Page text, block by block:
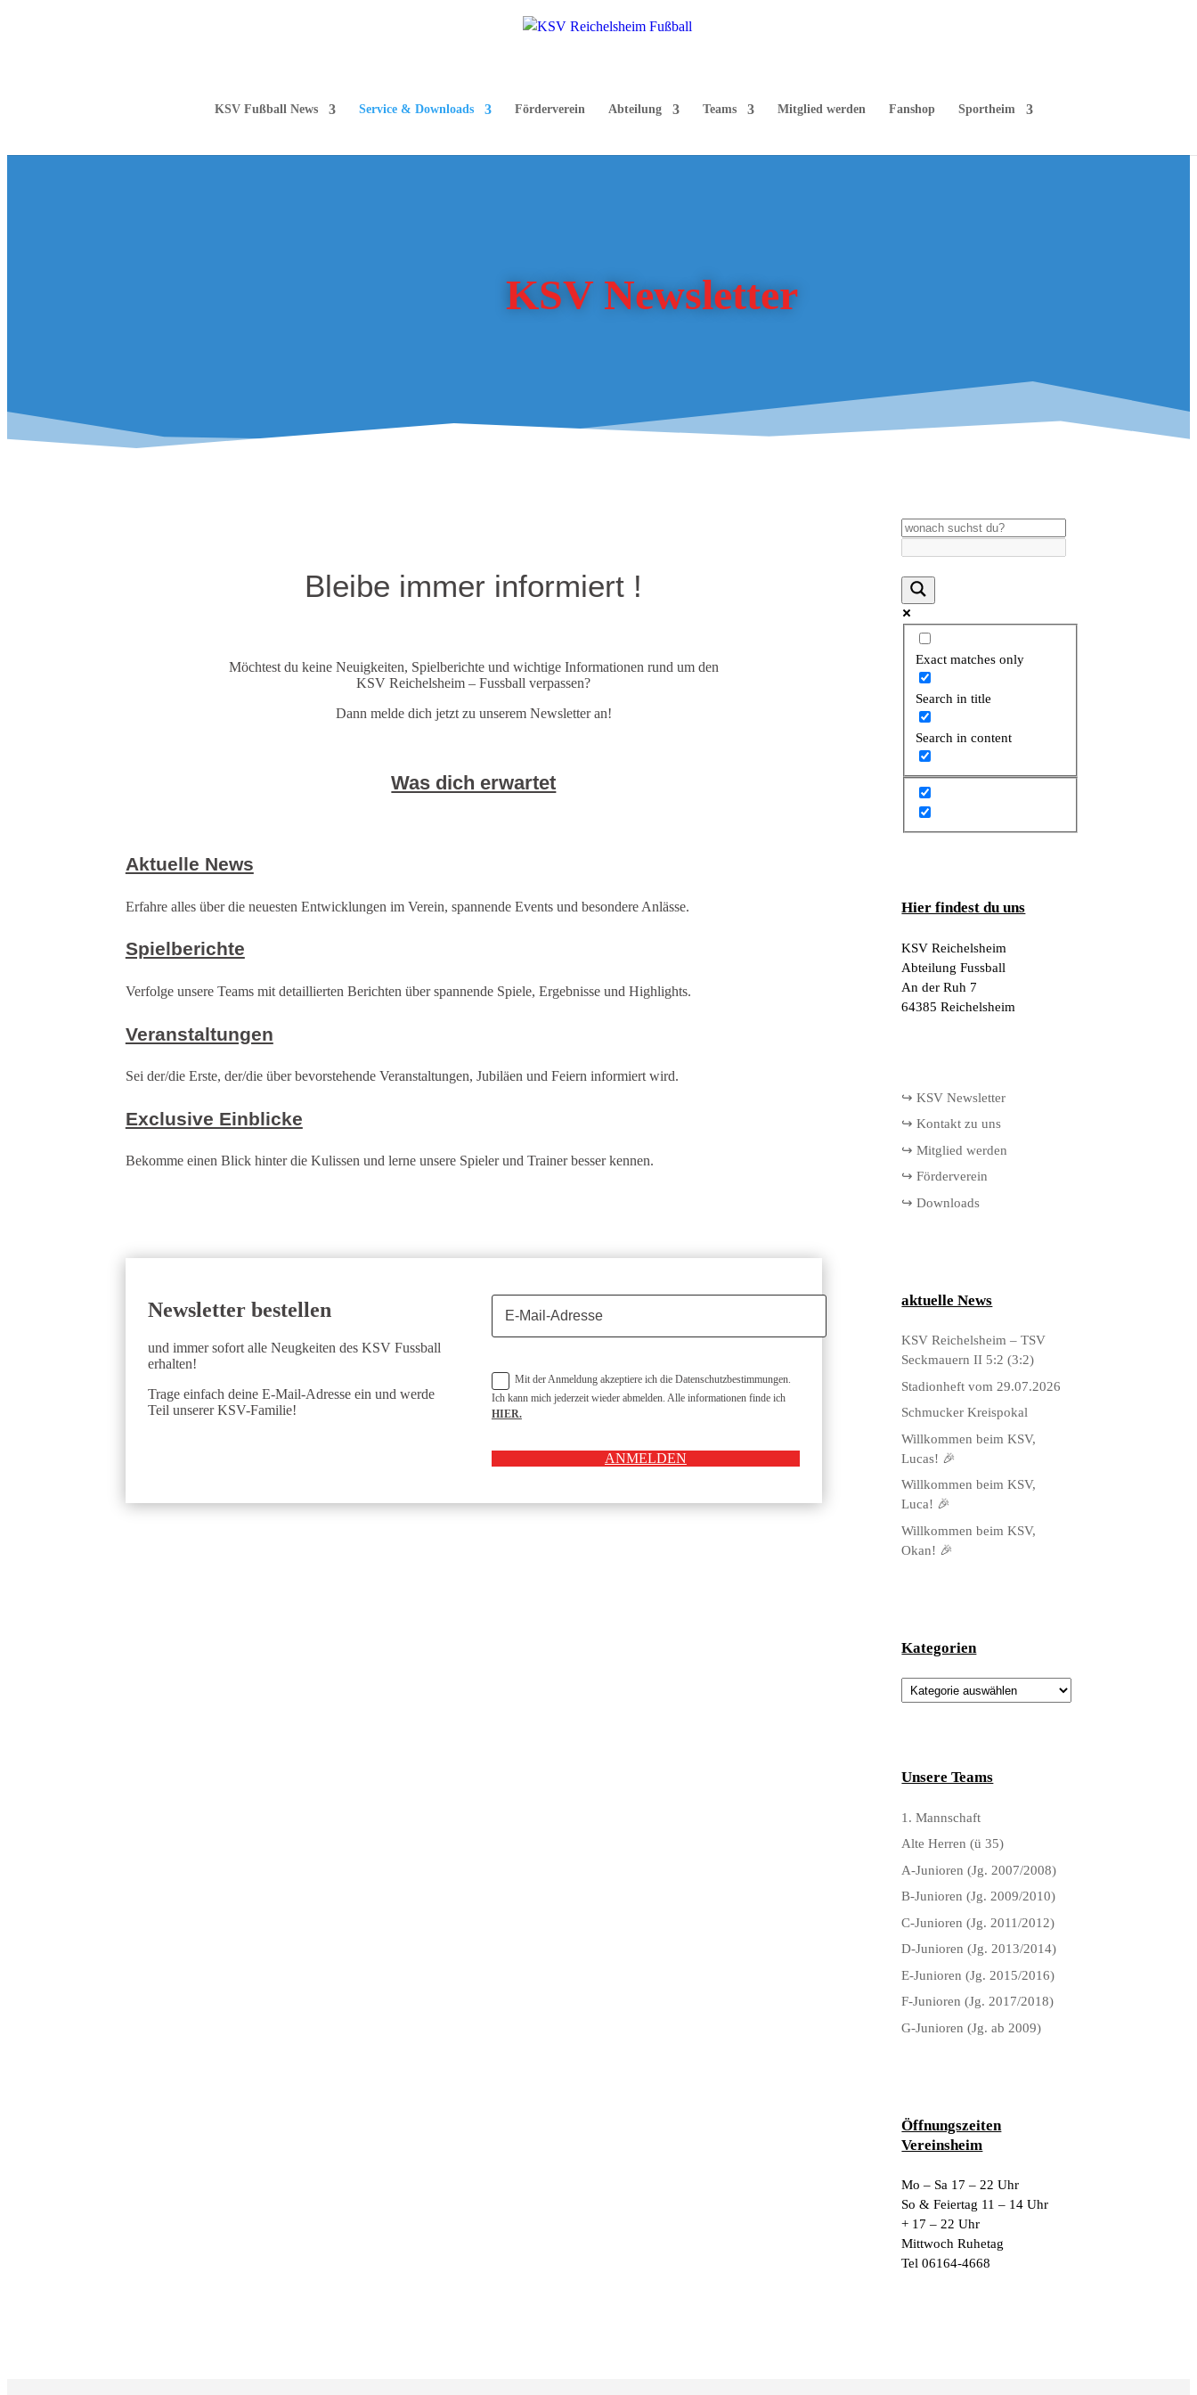
KSV Fußball News Service & Downloads Förderverein Abteilung Teams Mitglied werden Fanshop Sportheim
KSV Newsletter
Bleibe immer informiert !
Möchtest du keine Neuigkeiten, Spielberichte und wichtige Informationen rund um den
KSV Reichelsheim – Fussball verpassen?
Dann melde dich jetzt zu unserem Newsletter an!
Was dich erwartet
Aktuelle News
Erfahre alles über die neuesten Entwicklungen im Verein, spannende Events und besondere Anlässe.
Spielberichte
Verfolge unsere Teams mit detaillierten Berichten über spannende Spiele, Ergebnisse und Highlights.
Veranstaltungen
Sei der/die Erste, der/die über bevorstehende Veranstaltungen, Jubiläen und Feiern informiert wird.
Exclusive Einblicke
Bekomme einen Blick hinter die Kulissen und lerne unsere Spieler und Trainer besser kennen.
Newsletter bestellen
und immer sofort alle Neugkeiten des KSV Fussball
erhalten!
Trage einfach deine E-Mail-Adresse ein und werde
Teil unserer KSV-Familie!
Mit der Anmeldung akzeptiere ich die Datenschutzbestimmungen.
Ich kann mich jederzeit wieder abmelden. Alle informationen finde ich
HIER.
ANMELDEN
Exact matches only
Search in title
Search in content
Hier findest du uns
KSV Reichelsheim
Abteilung Fussball
An der Ruh 7
64385 Reichelsheim
↪ KSV Newsletter
↪ Kontakt zu uns
↪ Mitglied werden
↪ Förderverein
↪ Downloads
aktuelle News
KSV Reichelsheim – TSV
Seckmauern II 5:2 (3:2)
Stadionheft vom 29.07.2026
Schmucker Kreispokal
Willkommen beim KSV,
Lucas! 🎉
Willkommen beim KSV,
Luca! 🎉
Willkommen beim KSV,
Okan! 🎉
Kategorien
Kategorien
Unsere Teams
1. Mannschaft
Alte Herren (ü 35)
A-Junioren (Jg. 2007/2008)
B-Junioren (Jg. 2009/2010)
C-Junioren (Jg. 2011/2012)
D-Junioren (Jg. 2013/2014)
E-Junioren (Jg. 2015/2016)
F-Junioren (Jg. 2017/2018)
G-Junioren (Jg. ab 2009)
Öffnungszeiten
Vereinsheim
Mo – Sa 17 – 22 Uhr
So & Feiertag 11 – 14 Uhr
+ 17 – 22 Uhr
Mittwoch Ruhetag
Tel 06164-4668